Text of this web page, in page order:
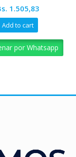
1.505,83
Add to cart
por Whatsapp